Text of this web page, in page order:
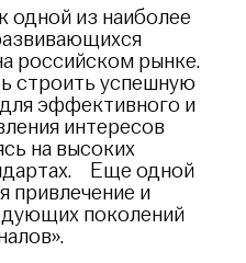
одной из наиболее
российском рынке.
строить успешную
эффективного и
интересов
на высоких
Еще одной
привлечение и
поколений